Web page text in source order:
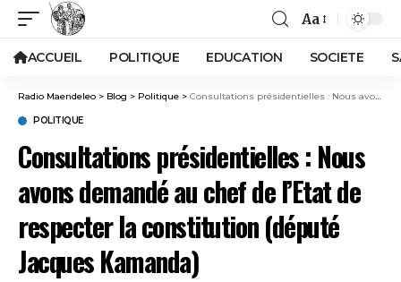
Aa
ACCUEIL POLITIQUE EDUCATION SOCIETE
Radio Maendeleo > Blog > Politique > Consultations présidentielles : Nous avons demandé au chef de l’Etat de respecter la constitution (député Jacques Kamanda)
POLITIQUE
Consultations présidentielles : Nous
avons demandé au chef de l’Etat de
respecter la constitution (député
Jacques Kamanda)